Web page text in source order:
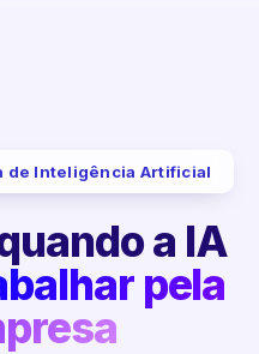
de Inteligência Artificial
a IA
pela